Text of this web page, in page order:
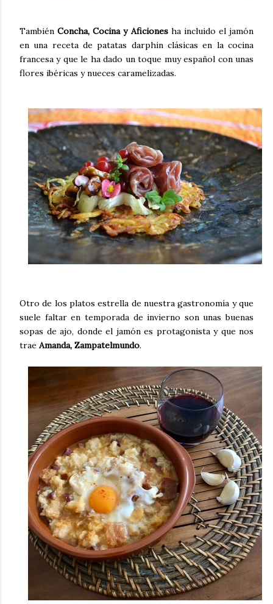
TambiénConcha, Cocina y Aficionesha incluido el jamón
en una receta de patatas darphin clásicas en la cocina
francesa y que le ha dado un toque muy español con unas
flores ibéricas y nueces caramelizadas.
Otro de los platos estrella de nuestra gastronomía y que
suele faltar en temporada de invierno son unas buenas
sopas de ajo, donde el jamón es protagonista y que nos
trae Amanda, Zampatelmundo.